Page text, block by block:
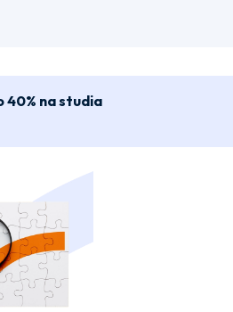
40% na studia